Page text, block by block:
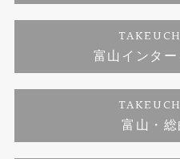
福井指輪工房｜手作り結婚指輪
福井工房｜手作り婚約指輪プロ
富山インタ
富山・